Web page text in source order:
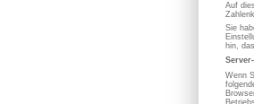
Auf
Sie
hin,
Wenn